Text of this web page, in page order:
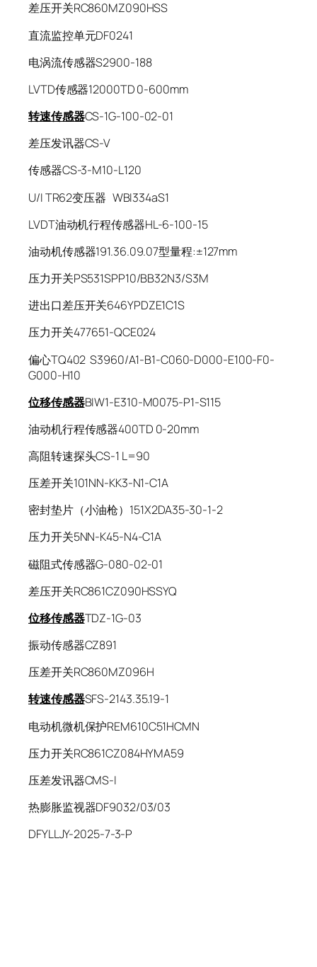
差压开关RC860MZ090HSS
直流监控单元DF0241
电涡流传感器S2900-188
LVTD传感器12000TD 0-600mm
转速传感器CS-1G-100-02-01
差压发讯器CS-V
传感器CS-3-M10-L120
U/I TR62变压器 WBI334aS1
LVDT油动机行程传感器HL-6-100-15
油动机传感器191.36.09.07型量程:±127mm
压力开关PS531SPP10/BB32N3/S3M
进出口差压开关646YPDZE1C1S
压力开关477651-QCE024
偏心TQ402 S3960/A1-B1-C060-D000-E100-F0-
G000-H10
位移传感器BIW1-E310-M0075-P1-S115
油动机行程传感器400TD 0-20mm
高阻转速探头CS-1 L=90
压差开关101NN-KK3-N1-C1A
密封垫片（小油枪）151X2DA35-30-1-2
压力开关5NN-K45-N4-C1A
磁阻式传感器G-080-02-01
差压开关RC861CZ090HSSYQ
位移传感器TDZ-1G-03
振动传感器CZ891
压差开关RC860MZ096H
转速传感器SFS-2143.35.19-1
电动机微机保护REM610C51HCMN
压力开关RC861CZ084HYMA59
压差发讯器CMS-I
热膨胀监视器DF9032/03/03
DFYLLJY-2025-7-3-P